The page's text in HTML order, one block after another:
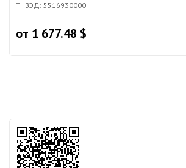
ТНВЭД: 5516930000
от 1 677.48 $